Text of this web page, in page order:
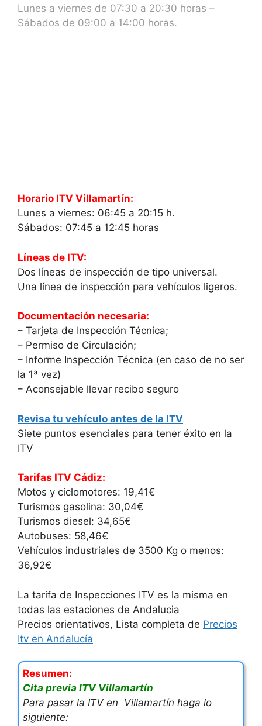
Lunes a viernes de 07:30 a 20:30 horas –
Sábados de 09:00 a 14:00 horas.
Horario ITV Villamartín:
Lunes a viernes: 06:45 a 20:15 h.
Sábados: 07:45 a 12:45 horas
Líneas de ITV:
Dos líneas de inspección de tipo universal.
Una línea de inspección para vehículos ligeros.
Documentación necesaria:
– Tarjeta de Inspección Técnica;
– Permiso de Circulación;
– Informe Inspección Técnica (en caso de no ser
la 1ª vez)
– Aconsejable llevar recibo seguro
Revisa tu vehículo antes de la ITV
Siete puntos esenciales para tener éxito en la
ITV
Tarifas ITV Cádiz:
Motos y ciclomotores: 19,41€
Turismos gasolina: 30,04€
Turismos diesel: 34,65€
Autobuses: 58,46€
Vehículos industriales de 3500 Kg o menos:
36,92€
La tarifa de Inspecciones ITV es la misma en
todas las estaciones de Andalucia
Precios orientativos, Lista completa de Precios
Itv en Andalucía
Resumen:
Cita previa ITV Villamartín
Para pasar la ITV en Villamartín haga lo
siguiente: